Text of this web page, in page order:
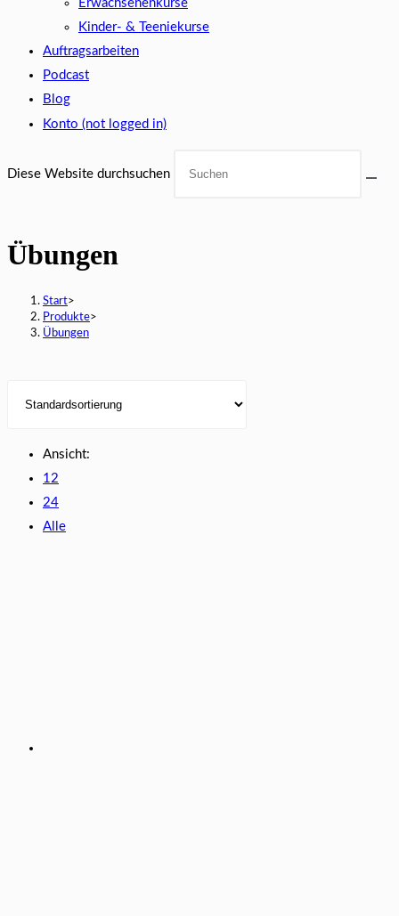
Erwachsenenkurse
Kinder- & Teeniekurse
Auftragsarbeiten
Podcast
Blog
Konto (not logged in)
Diese Website durchsuchen
Übungen
Start>
Produkte>
Übungen
Ansicht:
12
24
Alle